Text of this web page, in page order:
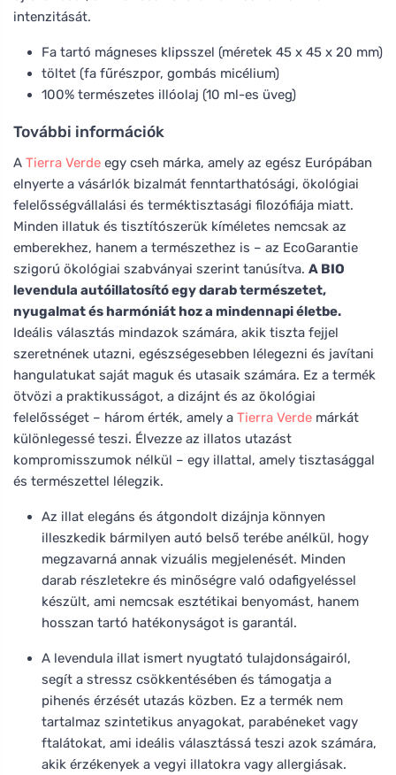
intenzitását.
Fa tartó mágneses klipsszel (méretek 45 x 45 x 20 mm)
töltet (fa fűrészpor, gombás micélium)
100% természetes illóolaj (10 ml-es üveg)
További információk
A Tierra Verde egy cseh márka, amely az egész Európában
elnyerte a vásárlók bizalmát fenntarthatósági, ökológiai
felelősségvállalási és terméktisztasági filozófiája miatt.
Minden illatuk és tisztítószerük kíméletes nemcsak az
emberekhez, hanem a természethez is – az EcoGarantie
szigorú ökológiai szabványai szerint tanúsítva. A BIO
levendula autóillatosító egy darab természetet,
nyugalmat és harmóniát hoz a mindennapi életbe.
Ideális választás mindazok számára, akik tiszta fejjel
szeretnének utazni, egészségesebben lélegezni és javítani
hangulatukat saját maguk és utasaik számára. Ez a termék
ötvözi a praktikusságot, a dizájnt és az ökológiai
felelősséget – három érték, amely a Tierra Verde márkát
különlegessé teszi. Élvezze az illatos utazást
kompromisszumok nélkül – egy illattal, amely tisztasággal
és természettel lélegzik.
Az illat elegáns és átgondolt dizájnja könnyen
illeszkedik bármilyen autó belső terébe anélkül, hogy
megzavarná annak vizuális megjelenését. Minden
darab részletekre és minőségre való odafigyeléssel
készült, ami nemcsak esztétikai benyomást, hanem
hosszan tartó hatékonyságot is garantál.
A levendula illat ismert nyugtató tulajdonságairól,
segít a stressz csökkentésében és támogatja a
pihenés érzését utazás közben. Ez a termék nem
tartalmaz szintetikus anyagokat, parabéneket vagy
ftalátokat, ami ideális választássá teszi azok számára,
akik érzékenyek a vegyi illatokra vagy allergiásak.